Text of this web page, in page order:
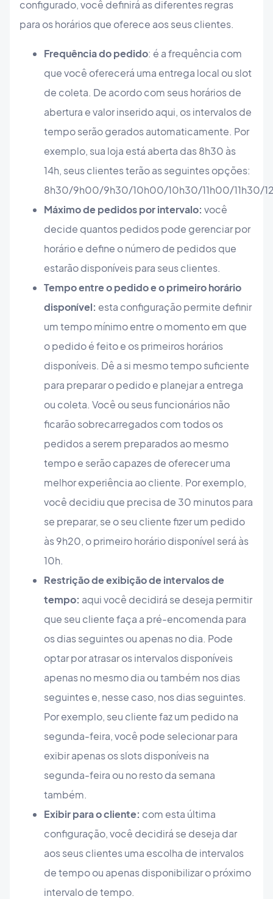
configurado, você definirá as diferentes regras
para os horários que oferece aos seus clientes.
Frequência do pedido: é a frequência com
que você oferecerá uma entrega local ou slot
de coleta. De acordo com seus horários de
abertura e valor inserido aqui, os intervalos de
tempo serão gerados automaticamente. Por
exemplo, sua loja está aberta das 8h30 às
14h, seus clientes terão as seguintes opções:
8h30/9h00/9h30/10h00/10h30/11h00/11h30/
Máximo de pedidos por intervalo: você
decide quantos pedidos pode gerenciar por
horário e define o número de pedidos que
estarão disponíveis para seus clientes.
Tempo entre o pedido e o primeiro horário
disponível: esta configuração permite definir
um tempo mínimo entre o momento em que
o pedido é feito e os primeiros horários
disponíveis. Dê a si mesmo tempo suficiente
para preparar o pedido e planejar a entrega
ou coleta. Você ou seus funcionários não
ficarão sobrecarregados com todos os
pedidos a serem preparados ao mesmo
tempo e serão capazes de oferecer uma
melhor experiência ao cliente. Por exemplo,
você decidiu que precisa de 30 minutos para
se preparar, se o seu cliente fizer um pedido
às 9h20, o primeiro horário disponível será às
10h.
Restrição de exibição de intervalos de
tempo: aqui você decidirá se deseja permitir
que seu cliente faça a pré-encomenda para
os dias seguintes ou apenas no dia. Pode
optar por atrasar os intervalos disponíveis
apenas no mesmo dia ou também nos dias
seguintes e, nesse caso, nos dias seguintes.
Por exemplo, seu cliente faz um pedido na
segunda-feira, você pode selecionar para
exibir apenas os slots disponíveis na
segunda-feira ou no resto da semana
também.
Exibir para o cliente: com esta última
configuração, você decidirá se deseja dar
aos seus clientes uma escolha de intervalos
de tempo ou apenas disponibilizar o próximo
intervalo de tempo.